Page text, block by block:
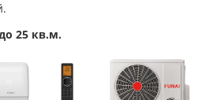
25 кв.м.